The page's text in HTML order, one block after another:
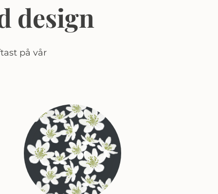
design
på vår